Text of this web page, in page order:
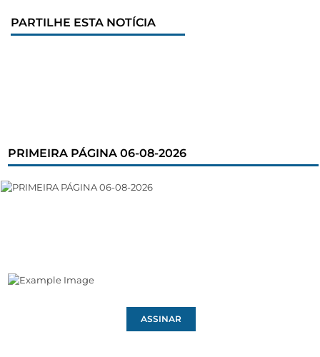
PARTILHE ESTA NOTÍCIA
PRIMEIRA PÁGINA 06-08-2026
ASSINAR